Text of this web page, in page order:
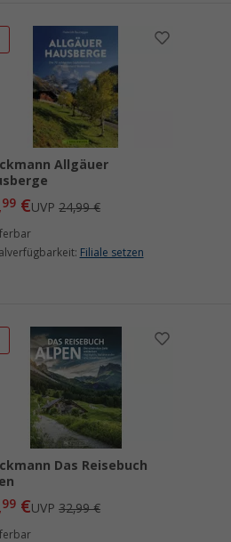
Allgäuer
99 €UVP24,99 €
Filiale setzen
Das Reisebuch
99 €UVP32,99 €